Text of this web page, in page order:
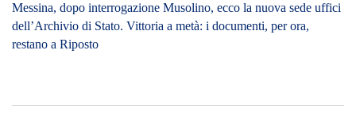
Messina, dopo interrogazione Musolino, ecco la nuova sede uffici
dell’Archivio di Stato. Vittoria a metà: i documenti, per ora,
restano a Riposto